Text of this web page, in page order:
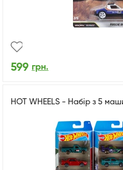
599 грн.
HOT WHEELS - Набір з 5